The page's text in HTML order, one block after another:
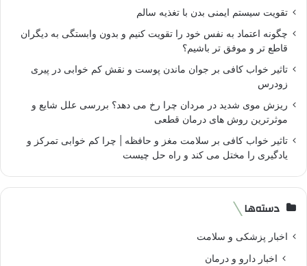
تقویت سیستم ایمنی بدن با تغذیه سالم
چگونه اعتماد به نفس خود را تقویت کنیم و بدون وابستگی به دیگران
قاطع تر و موفق تر باشیم؟
تاثیر خواب کافی بر جوان ماندن پوست و نقش کم خوابی در پیری
زودرس
ریزش موی شدید در مردان چرا رخ می دهد؟ بررسی علل شایع و
موثرترین روش های درمان قطعی
تاثیر خواب کافی بر سلامت مغز و حافظه | چرا کم خوابی تمرکز و
یادگیری را مختل می کند و راه حل چیست
دسته‌ها
اخبار پزشکی و سلامت
اخبار دارو و درمان